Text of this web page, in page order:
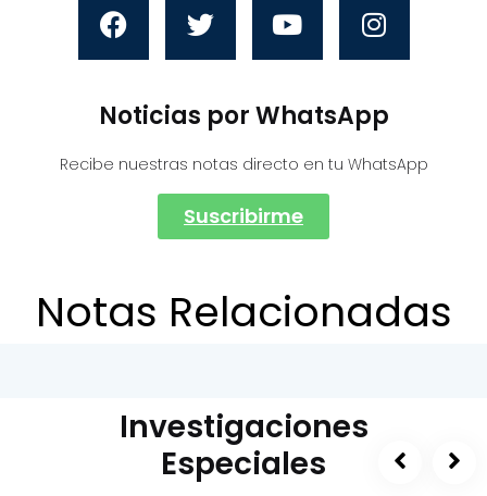
Noticias por WhatsApp
Recibe nuestras notas directo en tu WhatsApp
Suscribirme
Notas Relacionadas
Investigaciones
Especiales